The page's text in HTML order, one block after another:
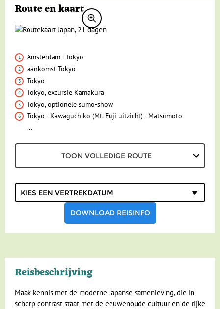
VERTREKDATA/PRIJS
REVIEWS
Vliegreis
Vervoer
Excursies
Geldzaken
Maaltijden
Gezondheid
Klimaat en geografie
Reisbegeleiding en gidsen
FOTO'S EN VIDEO
REIS BOEKEN
Route en kaart
Amsterdam - Tokyo
aankomst Tokyo
Tokyo
Tokyo, excursie Kamakura
Tokyo, optionele sumo-show
Tokyo - Kawaguchiko (Mt. Fuji uitzicht) - Matsumoto
...
TOON VOLLEDIGE ROUTE
vertrekdatum
DOWNLOAD REISINFO
Reisbeschrijving
Maak kennis met de moderne Japanse samenleving, die in
scherp contrast staat met de eeuwenoude cultuur en de rijke